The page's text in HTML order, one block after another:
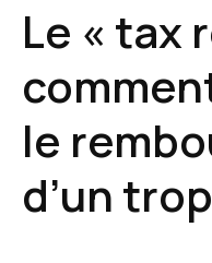
Le « tax
le
d’un